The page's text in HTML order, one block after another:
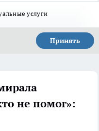
услуги
Принять
не помог»: